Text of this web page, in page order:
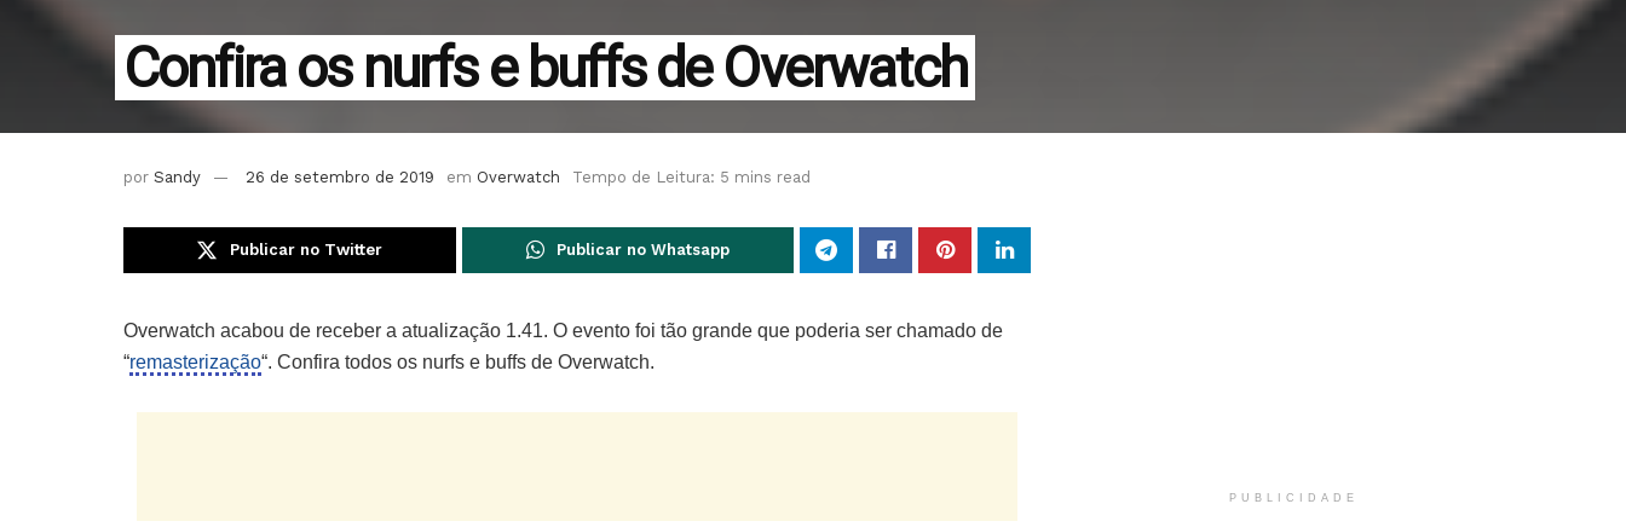
Confira os nurfs e buffs de Overwatch
por Sandy 26 de setembro de 2019 em Overwatch Tempo de Leitura: 5 mins read
Publicar no Twitter Publicar no Whatsapp
Overwatch acabou de receber a atualização 1.41. O evento foi tão grande que poderia ser chamado de
“remasterização“. Confira todos os nurfs e buffs de Overwatch.
PUBLICIDADE